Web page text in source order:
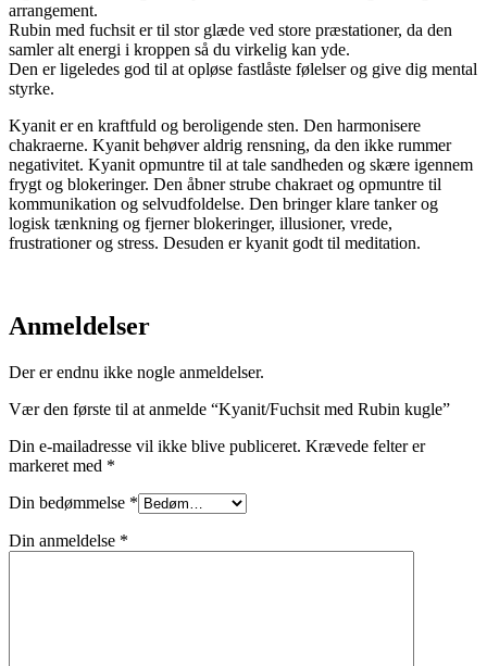
arrangement.
Rubin med fuchsit er til stor glæde ved store præstationer, da den
samler alt energi i kroppen så du virkelig kan yde.
Den er ligeledes god til at opløse fastlåste følelser og give dig mental
styrke.
Kyanit er en kraftfuld og beroligende sten. Den harmonisere
chakraerne. Kyanit behøver aldrig rensning, da den ikke rummer
negativitet. Kyanit opmuntre til at tale sandheden og skære igennem
frygt og blokeringer. Den åbner strube chakraet og opmuntre til
kommunikation og selvudfoldelse. Den bringer klare tanker og
logisk tænkning og fjerner blokeringer, illusioner, vrede,
frustrationer og stress. Desuden er kyanit godt til meditation.
Anmeldelser
Der er endnu ikke nogle anmeldelser.
Vær den første til at anmelde “Kyanit/Fuchsit med Rubin kugle”
Din e-mailadresse vil ikke blive publiceret. Krævede felter er
markeret med *
Din bedømmelse *
Din anmeldelse *